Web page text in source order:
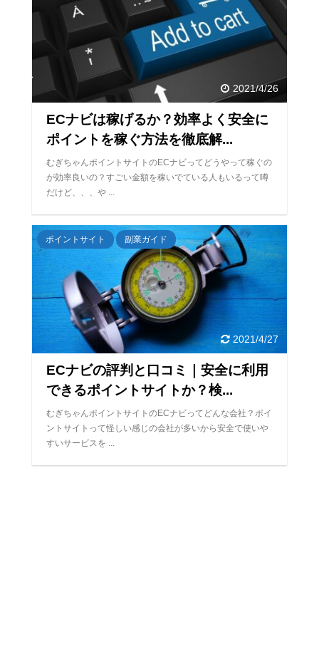
2021/4/26
ECナビは稼げるか？効率よく安全に
ポイントを稼ぐ方法を徹底解...
むぎちゃんポイントサイトのECナビってどうやって稼ぐの
が効率良いの？すごい金額を稼いでている人もいるって噂
だけど、、、や ...
2021/4/27
ポイントサイト 副業ガイド
ECナビの評判と口コミ｜安全に利用
できるポイントサイトか？検...
むぎちゃんポイントサイトのECナビってどんな会社？ポイ
ントサイトって怪しい感じの会社が多いから安全で使いや
すいサービスを ...